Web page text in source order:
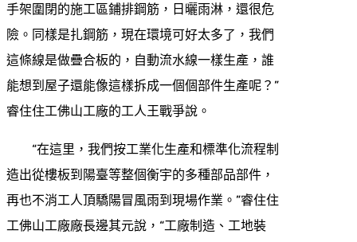
手架圍閉的施工區鋪排鋼筋，日曬雨淋，還很危
險。同樣是扎鋼筋，現在環境可好太多了，我們
這條線是做疊合板的，自動流水線一樣生產，誰
能想到屋子還能像這樣拆成一個個部件生產呢？”
睿住住工佛山工廠的工人王戰爭說。
“在這里，我們按工業化生產和標準化流程制
造出從樓板到陽臺等整個衡宇的多種部品部件，
再也不消工人頂驕陽冒風雨到現場作業。”睿住住
工佛山工廠廠長邊其元說，“工廠制造、工地裝